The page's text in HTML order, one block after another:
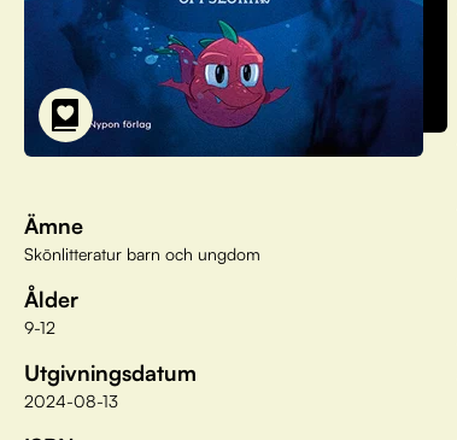
Ämne
Skönlitteratur barn och ungdom
Ålder
9-12
Utgivningsdatum
2024-08-13